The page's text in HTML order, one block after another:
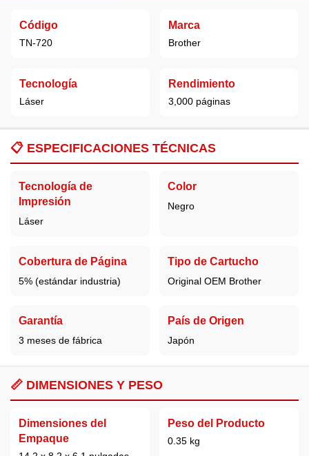
Código
TN-720
Marca
Brother
Tecnología
Láser
Rendimiento
3,000 páginas
📋 ESPECIFICACIONES TÉCNICAS
Tecnología de
Impresión
Láser
Color
Negro
Cobertura de Página
5% (estándar industria)
Tipo de Cartucho
Original OEM Brother
Garantía
3 meses de fábrica
País de Origen
Japón
📏 DIMENSIONES Y PESO
Dimensiones del
Empaque
Peso del Producto
0.35 kg